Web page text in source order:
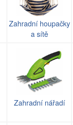
Zahradní houpačky
a sítě
Zahradní nářadí